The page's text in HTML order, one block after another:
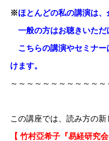
※ほとんどの私の講演は
一般の方はお聴きいただ
こちらの講演やセミナー
けます。
～～～～～～～～～～～
この講座では、読み方の新
【 竹村亞希子『易経研究会